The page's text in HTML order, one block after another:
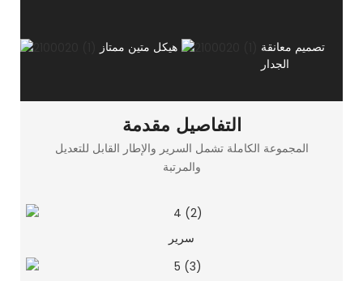
هيكل متين ممتاز
تصميم معانقة
الجدار
التفاصيل مقدمة
المجموعة الكاملة تشمل السرير والإطار القابل للتعديل
والمرتبة
سرير